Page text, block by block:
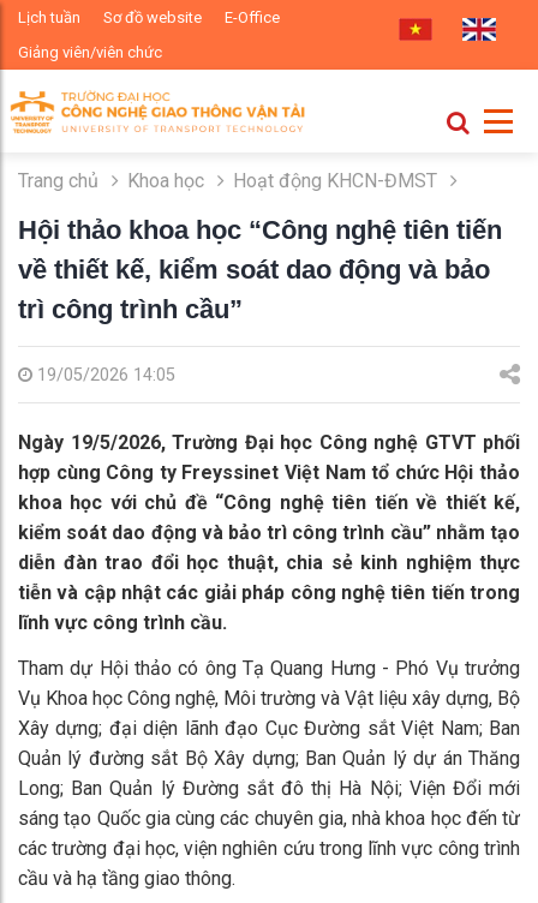
Lịch tuần Sơ đồ website
E-Office
Giảng viên/viên chức
Trang chủ Khoa học Hoạt động KHCN-ĐMST
Hội thảo khoa học “Công nghệ tiên tiến
về thiết kế, kiểm soát dao động và bảo
trì công trình cầu”
19/05/2026 14:05
Ngày 19/5/2026, Trường Đại học Công nghệ GTVT phối
hợp cùng Công ty Freyssinet Việt Nam tổ chức Hội thảo
khoa học với chủ đề “Công nghệ tiên tiến về thiết kế,
kiểm soát dao động và bảo trì công trình cầu” nhằm tạo
diễn đàn trao đổi học thuật, chia sẻ kinh nghiệm thực
tiễn và cập nhật các giải pháp công nghệ tiên tiến trong
lĩnh vực công trình cầu.
Tham dự Hội thảo có ông Tạ Quang Hưng - Phó Vụ trưởng
Vụ Khoa học Công nghệ, Môi trường và Vật liệu xây dựng, Bộ
Xây dựng; đại diện lãnh đạo Cục Đường sắt Việt Nam; Ban
Quản lý đường sắt Bộ Xây dựng; Ban Quản lý dự án Thăng
Long; Ban Quản lý Đường sắt đô thị Hà Nội; Viện Đổi mới
sáng tạo Quốc gia cùng các chuyên gia, nhà khoa học đến từ
các trường đại học, viện nghiên cứu trong lĩnh vực công trình
cầu và hạ tầng giao thông.